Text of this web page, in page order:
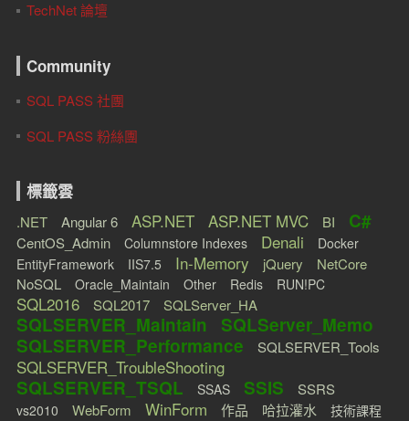
TechNet 論壇
Community
SQL PASS 社團
SQL PASS 粉絲團
標籤雲
.NET Angular 6 ASP.NET ASP.NET MVC BI C#
CentOS_Admin Columnstore Indexes Denali
Docker
EntityFramework
IIS7.5 In-Memory jQuery
NetCore
NoSQL
Oracle_Maintain Other Redis RUN!PC
SQL2016 SQL2017 SQLServer_HA
SQLSERVER_Maintain
SQLServer_Memo
SQLSERVER_Performance
SQLSERVER_Tools
SQLSERVER_TroubleShooting
SQLSERVER_TSQL SSAS SSIS SSRS
vs2010 WebForm WinForm 作品 哈拉灌水 技術課程